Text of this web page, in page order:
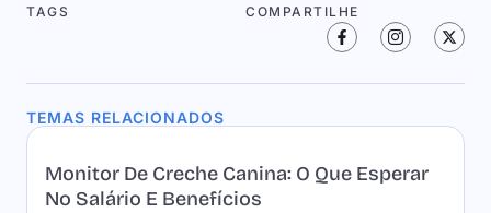
TAGS COMPARTILHE
TEMAS RELACIONADOS
Monitor De Creche Canina: O Que Esperar
No Salário E Benefícios